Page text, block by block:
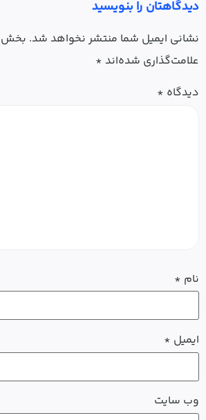
دیدگاهتان را بنویسید
نشانی ایمیل شما منتشر نخواهد شد.
علامت‌گذاری شده‌اند *
دیدگاه *
نام *
ایمیل *
وب‌ سایت